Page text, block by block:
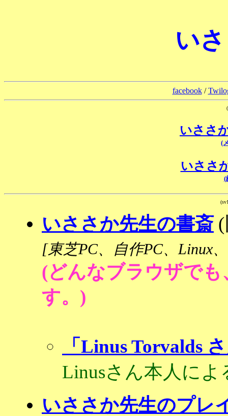
い
facebook/
いささ
(
いささ
(
いささか先生の書斎
[東芝PC、自作PC、Linux
(どんなブラウザで
す。)
「Linus Torvalds
Linusさん本人によ
いささか先生のプレ